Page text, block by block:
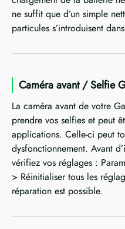
ne suffit que d’un simple
particules s’introduisent
Caméra avant / Selfie
La caméra avant de votre
prendre vos selfies et peut
applications. Celle-ci peut
dysfonctionnement. Avant
vérifiez vos réglages :
> Réinitialiser tous les
réparation est possible.